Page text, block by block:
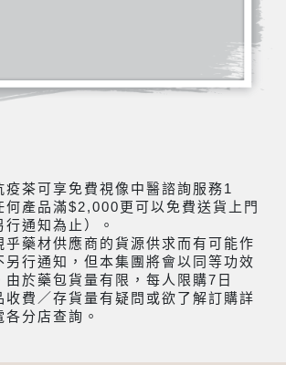
疫茶可享免費視像中醫諮詢服務1
何產品滿$2,000更可以免費送貨上門
行通知為止）。
乎藥材供應商的貨源供求而有可能作
另行通知，但本集團將會以同等功效
由於藥包貨量有限，每人限購7日
收費／存貨量有疑問或欲了解訂購詳
分店查詢。